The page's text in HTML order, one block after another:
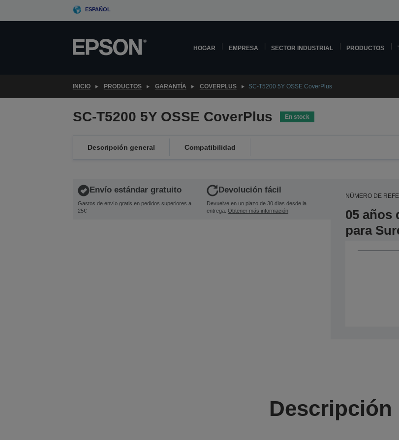
ESPAÑOL
HOGAR EMPRESA SECTOR INDUSTRIAL PRODUCTOS
INICIO PRODUCTOS GARANTÍA COVERPLUS SC-T5200 5Y OSSE CoverPlus
SC-T5200 5Y OSSE CoverPlus En stock
Descripción general Compatibilidad
Envío estándar gratuito
Gastos de envío gratis en pedidos superiores a
25€
Devolución fácil
Devuelve en un plazo de 30 días desde la
entrega. Obtener más información
NÚMERO DE
05 años
para
Descripción